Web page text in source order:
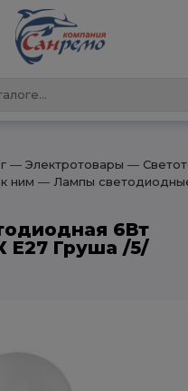
― Электротовары ―
ним ― Лампы
6Вт
Е27 Груша /5/